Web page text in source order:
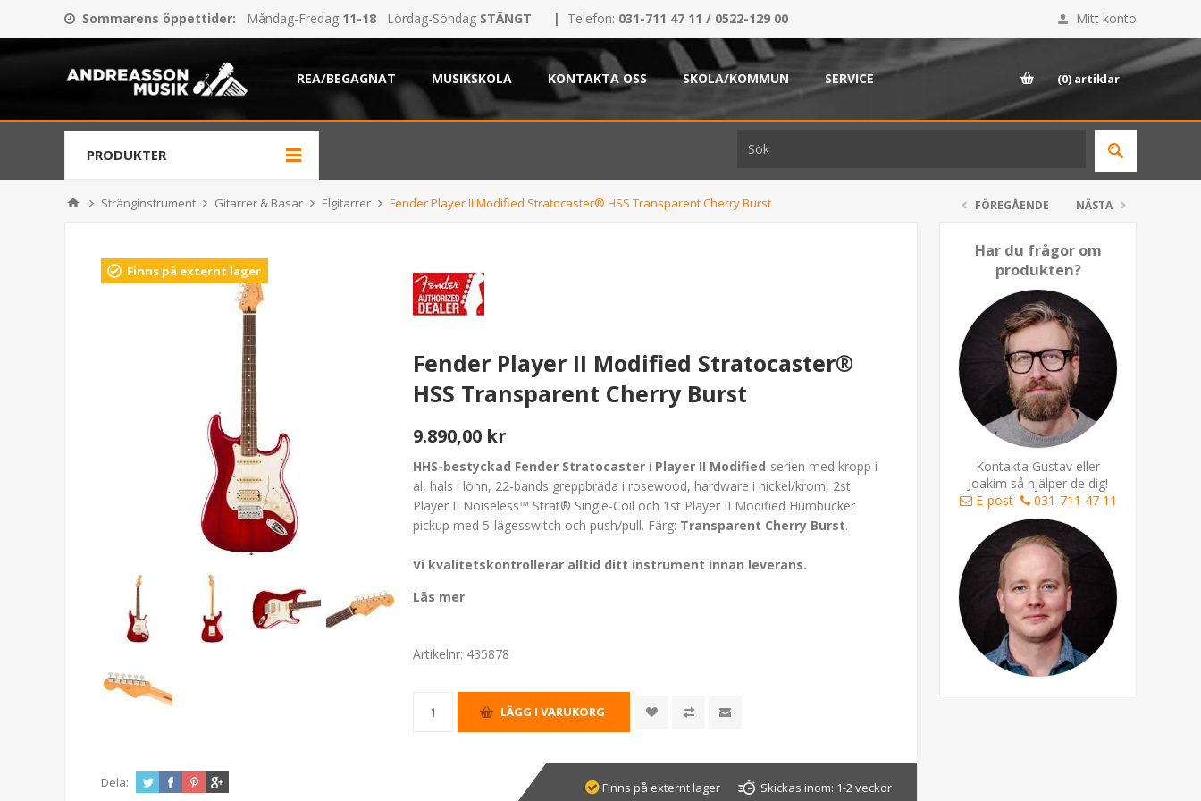
Sommarens öppettider: Måndag-Fredag 11-18 Lördag-Söndag STÄNGT | Telefon: 031-711 47 11 / 0522-129 00 Mitt konto
REA/BEGAGNAT MUSIKSKOLA KONTAKTA OSS SKOLA/KOMMUN SERVICE (0) artiklar
PRODUKTER
Stränginstrument Gitarrer & Basar Elgitarrer Fender Player II Modified Stratocaster® HSS Transparent Cherry Burst FÖREGÅENDE NÄSTA
Har du frågor om
produkten?
Kontakta Gustav eller
Joakim så hjälper de dig!
E-post
031-711 47 11
Finns på externt lager
Fender Player II Modified Stratocaster®
HSS Transparent Cherry Burst
9.890,00 kr
HHS-bestyckad Fender Stratocaster i Player II Modified-serien med kropp i
al, hals i lönn, 22-bands greppbräda i rosewood, hardware i nickel/krom, 2st
Player II Noiseless™ Strat® Single-Coil och 1st Player II Modified Humbucker
pickup med 5-lägesswitch och push/pull. Färg: Transparent Cherry Burst.
Vi kvalitetskontrollerar alltid ditt instrument innan leverans.
Läs mer
Artikelnr: 435878
Dela: Finns på externt lager Skickas inom: 1-2 veckor